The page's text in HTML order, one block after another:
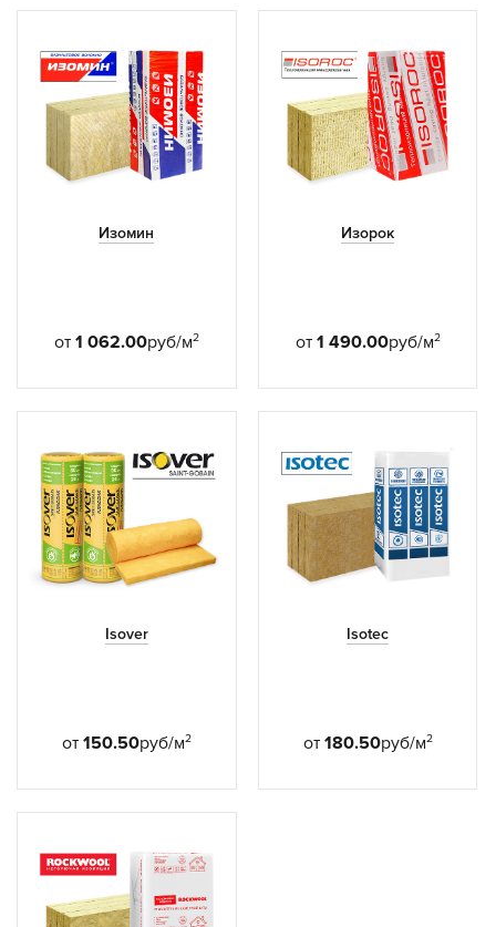
Изомин
от 1 062.00руб/м2
Изорок
от 1 490.00руб/м2
Isover
от 150.50руб/м2
Isotec
от 180.50руб/м2